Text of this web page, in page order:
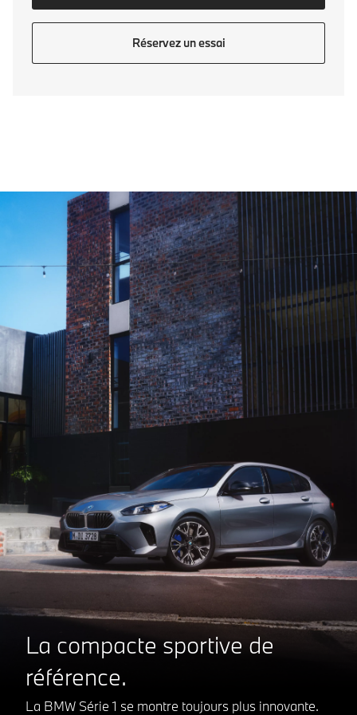
Réservez un essai
La compacte sportive de
référence.
La BMW Série 1 se montre toujours plus innovante.